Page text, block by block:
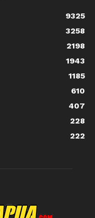
9325
3258
2198
1943
1185
610
407
228
222